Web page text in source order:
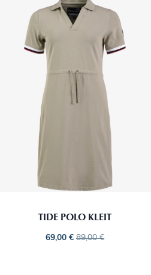
TIDE POLO KLEIT
69,00€ 89,00€